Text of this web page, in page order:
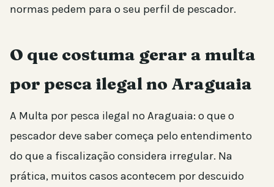
normas pedem para o seu perfil de pescador.
O que costuma gerar a multa
por pesca ilegal no Araguaia
A Multa por pesca ilegal no Araguaia: o que o
pescador deve saber começa pelo entendimento
do que a fiscalização considera irregular. Na
prática, muitos casos acontecem por descuido